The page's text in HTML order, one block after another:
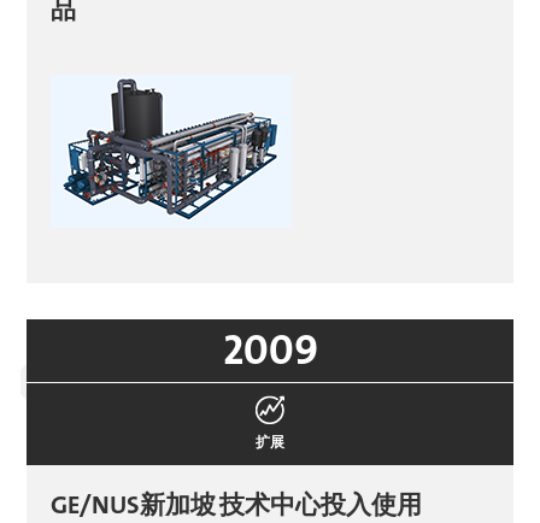
品
2009
扩展
GE/NUS新加坡技术中心投入使用